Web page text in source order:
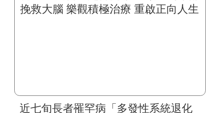
近七旬長者罹罕病「多發性系統退化